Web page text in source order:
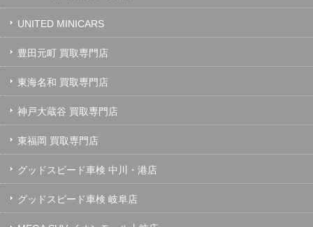
UNITED MINICARS
豊田元町 買取専門店
東海名和 買取専門店
神戸大蔵谷 買取専門店
東福岡 買取専門店
グッドスピード車検 中川・港店
グッドスピード車検 岐阜店